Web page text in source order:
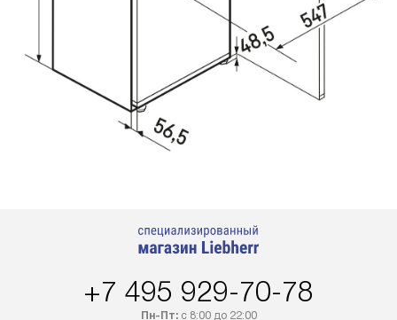
+7 495 929-70-78
Пн-Пт:с 8:00 до 22:00